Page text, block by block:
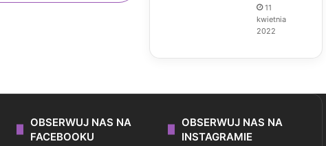
11
kwietnia
2022
OBSERWUJ NAS NA
FACEBOOKU
OBSERWUJ NAS NA
INSTAGRAMIE